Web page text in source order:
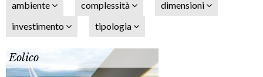
ambiente complessità
dimensioni
investimento
tipologia
Eolico